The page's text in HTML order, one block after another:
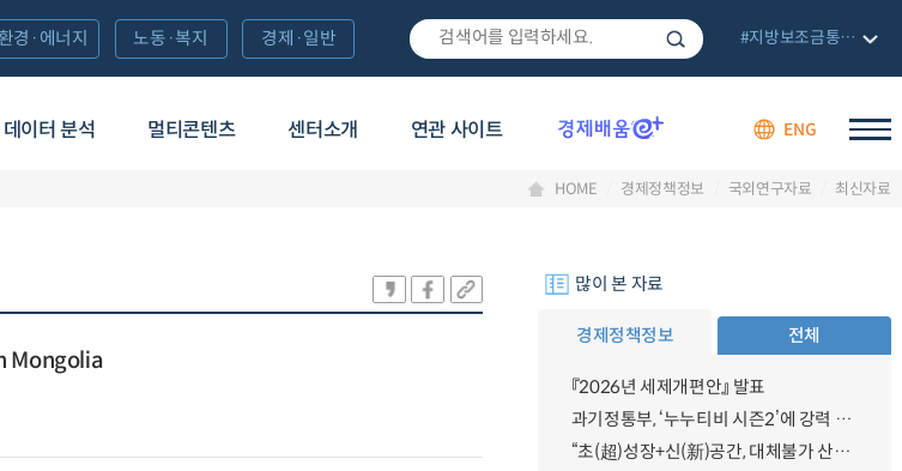
데이터 분석 멀티콘텐츠 센터소개 연관 사이트 ENG
환경·에너지 노동·복지 경제·일반 #지방보조금통합관리망
HOME 경제정책정보 국외연구자료 최신자료
Mongolia
많이 본 자료
경제정책정보 전체
『2026년 세제개편안』 발표
과기정통부, ‘누누티비 시즌2’에 강력 대응 의지 밝혀
“초(超)성장+신(新)공간, 대체불가 산업강국”